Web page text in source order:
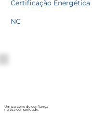
Certificação Energética
NC
Um parceiro de confiança
na tua comunidade.